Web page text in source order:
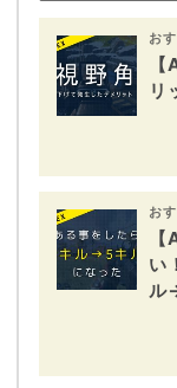
お
リ
お
い
ル